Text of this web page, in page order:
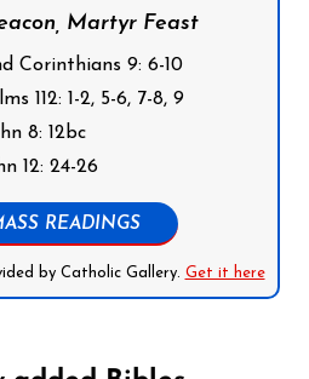
Martyr Feast
Corinthians 9: 6-10
112: 1-2, 5-6, 7-8, 9
8: 12bc
12: 24-26
READINGS
by Catholic Gallery. Get it here